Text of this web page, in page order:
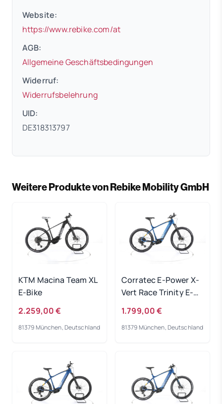
Website:
https://www.rebike.com/at(öffnet in neuem Tab)
AGB:
Allgemeine Geschäftsbedingungen(öffnet in neuem
Widerruf:
Widerrufsbelehrung(öffnet in neuem Tab)
UID:
DE318313797
Weitere Produkte von Rebike Mobility GmbH
KTM Macina Team XL
E-Bike
2.259,00 €
81379 München, Deutschland
Corratec E-Power X-
Vert Race Trinity E-
1.799,00 €
81379 München, Deutschland